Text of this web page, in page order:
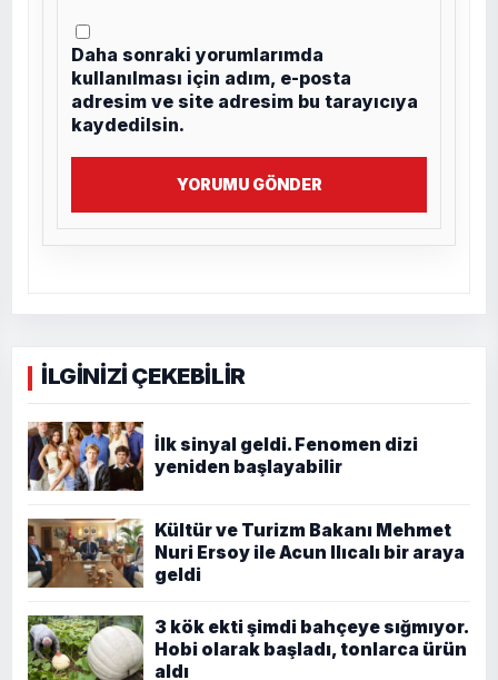
Daha sonraki yorumlarımda
kullanılması için adım, e-posta
adresim ve site adresim bu tarayıcıya
kaydedilsin.
YORUMU GÖNDER
İLGİNİZİ ÇEKEBİLİR
İlk sinyal geldi. Fenomen dizi
yeniden başlayabilir
Kültür ve Turizm Bakanı Mehmet
Nuri Ersoy ile Acun Ilıcalı bir araya
geldi
3 kök ekti şimdi bahçeye sığmıyor.
Hobi olarak başladı, tonlarca ürün
aldı